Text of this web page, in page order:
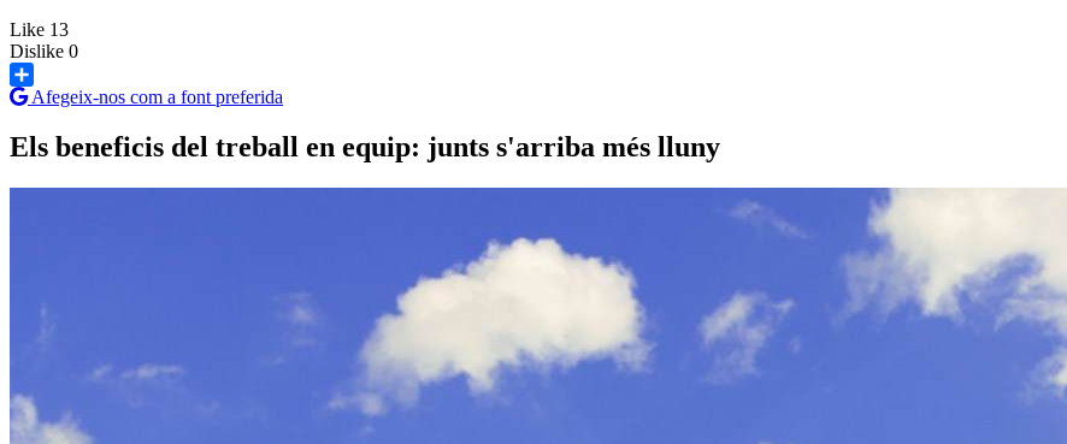
Like 13
Dislike 0
Share
Afegeix-nos com a font preferida
Els beneficis del treball en equip: junts s'arriba més lluny